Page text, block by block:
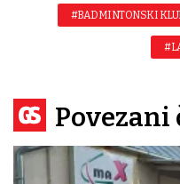
#BADMINTONSKI
Povezani